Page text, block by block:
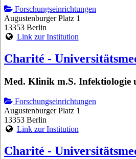
Forschungseinrichtungen
Augustenburger Platz 1
13353 Berlin
Link zur Institution
Charité -
Med. Klinik m.S. Infektiologie
Forschungseinrichtungen
Augustenburger Platz 1
13353 Berlin
Link zur Institution
Charité -